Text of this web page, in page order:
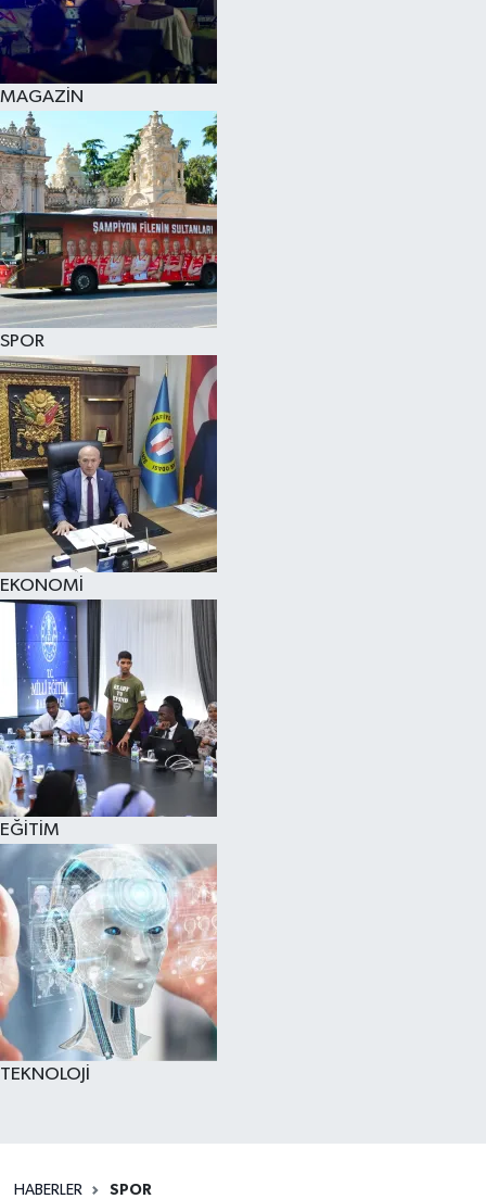
MAGAZİN
SPOR
EKONOMİ
EĞİTİM
TEKNOLOJİ
HABERLER SPOR